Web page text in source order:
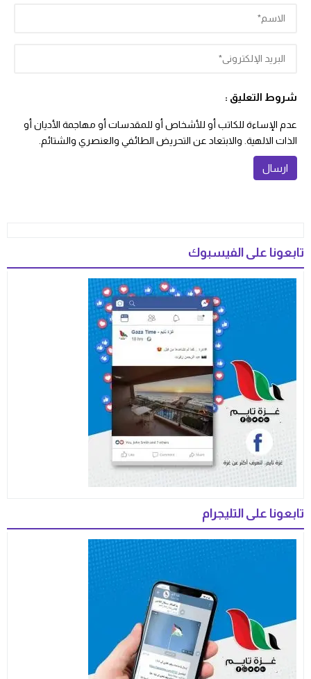
شروط التعليق :
عدم الإساءة للكاتب أو للأشخاص أو للمقدسات أو مهاجمة الأديان أو
الذات الالهية. والابتعاد عن التحريض الطائفي والعنصري والشتائم.
تابعونا على الفيسبوك
تابعونا على التليجرام